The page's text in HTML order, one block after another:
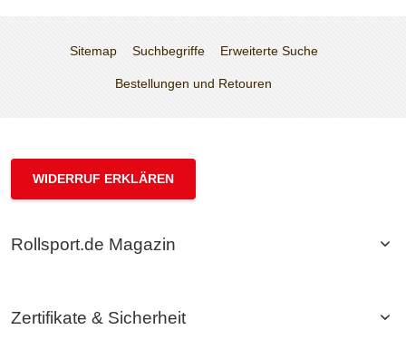
Sitemap Suchbegriffe Erweiterte Suche
Bestellungen und Retouren
WIDERRUF ERKLÄREN
Rollsport.de Magazin
Zertifikate & Sicherheit